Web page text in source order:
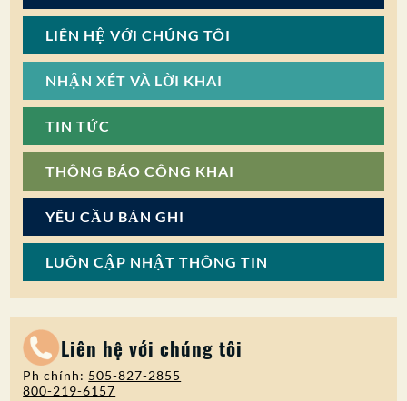
LIÊN HỆ VỚI CHÚNG TÔI
NHẬN XÉT VÀ LỜI KHAI
TIN TỨC
THÔNG BÁO CÔNG KHAI
YÊU CẦU BẢN GHI
LUÔN CẬP NHẬT THÔNG TIN
Liên hệ với chúng tôi
Ph chính: 505-827-2855
800-219-6157